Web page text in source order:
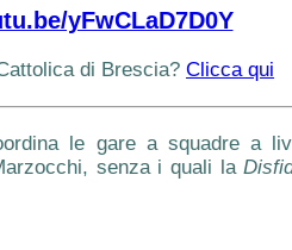
yFwCLaD7D0Y
di Brescia? Clicca qui
le gare a squadre a
senza i quali la